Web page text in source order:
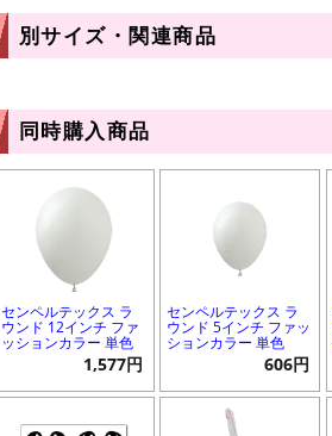
別サイズ・関連商品
同時購入商品
センペルテックス ラ
ウンド 12インチ ファ
ッションカラー 単色
1,577円
センペルテックス ラ
ウンド 5インチ ファッ
ションカラー 単色
606円